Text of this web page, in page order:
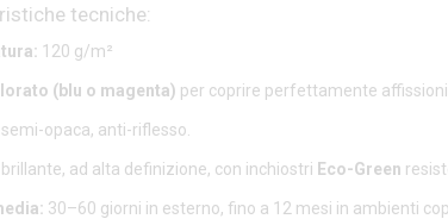
tecniche:
120 g/m²
(blu o magenta) per coprire perfettamente affissioni
semi-opaca, anti-riflesso.
brillante, ad alta definizione, con inchiostri Eco-Green
30–60 giorni in esterno, fino a 12 mesi in ambienti